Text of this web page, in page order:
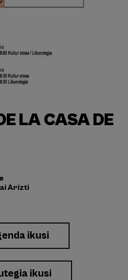
LA CASA DE
Arizti
ikusi
ikusi